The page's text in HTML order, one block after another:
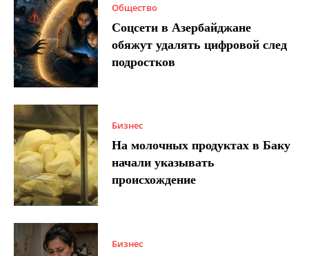
Общество
Соцсети в Азербайджане
обяжут удалять цифровой след
подростков
Бизнес
На молочных продуктах в Баку
начали указывать
происхождение
Бизнес